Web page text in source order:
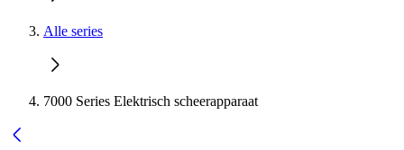
Alle series
7000 Series Elektrisch scheerapparaat